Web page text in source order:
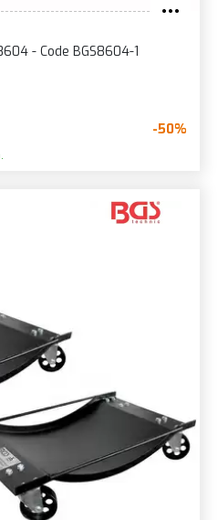
- Code BGS8604-1
-50%